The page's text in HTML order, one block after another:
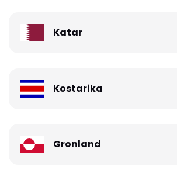
Katar
Kostarika
Gronland